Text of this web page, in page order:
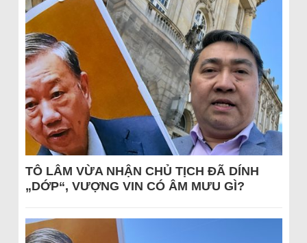
TÔ LÂM VỪA NHẬN CHỦ TỊCH ĐÃ DÍNH
„DỚP“, VƯỢNG VIN CÓ ÂM MƯU GÌ?